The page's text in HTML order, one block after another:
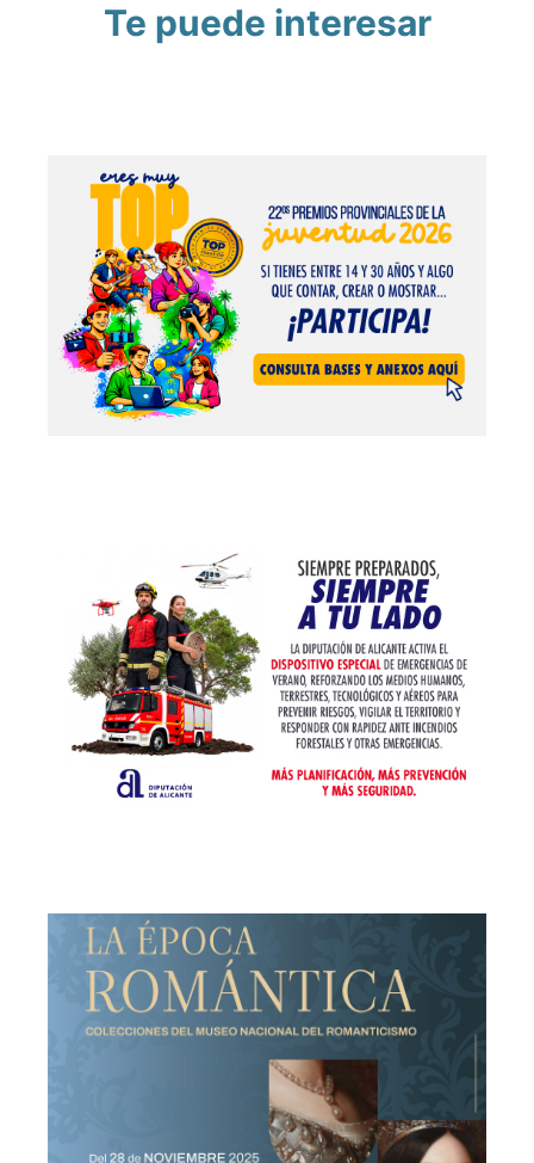
Te puede interesar